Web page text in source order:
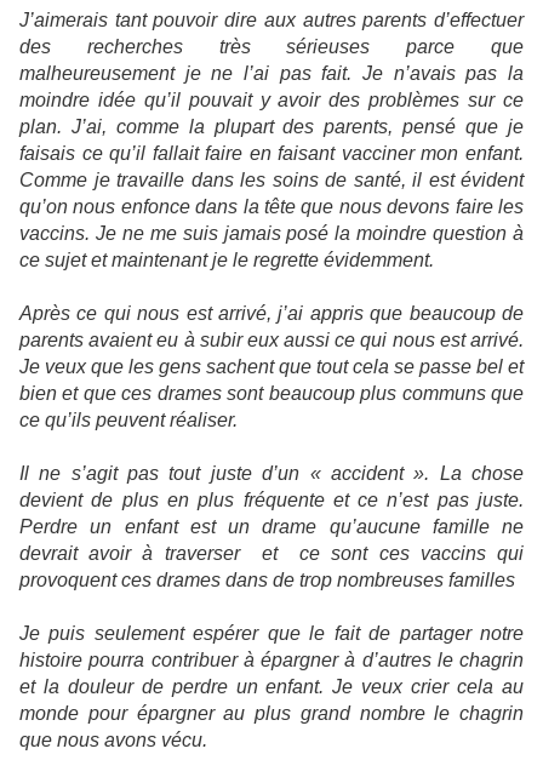
J’aimerais tant pouvoir dire aux autres parents d’effectuer
des recherches très sérieuses parce que
malheureusement je ne l’ai pas fait. Je n’avais pas la
moindre idée qu’il pouvait y avoir des problèmes sur ce
plan. J’ai, comme la plupart des parents, pensé que je
faisais ce qu’il fallait faire en faisant vacciner mon enfant.
Comme je travaille dans les soins de santé, il est évident
qu’on nous enfonce dans la tête que nous devons faire les
vaccins. Je ne me suis jamais posé la moindre question à
ce sujet et maintenant je le regrette évidemment.
Après ce qui nous est arrivé, j’ai appris que beaucoup de
parents avaient eu à subir eux aussi ce qui nous est arrivé.
Je veux que les gens sachent que tout cela se passe bel et
bien et que ces drames sont beaucoup plus communs que
ce qu’ils peuvent réaliser.
Il ne s’agit pas tout juste d’un « accident ». La chose
devient de plus en plus fréquente et ce n’est pas juste.
Perdre un enfant est un drame qu’aucune famille ne
devrait avoir à traverser et ce sont ces vaccins qui
provoquent ces drames dans de trop nombreuses familles
Je puis seulement espérer que le fait de partager notre
histoire pourra contribuer à épargner à d’autres le chagrin
et la douleur de perdre un enfant. Je veux crier cela au
monde pour épargner au plus grand nombre le chagrin
que nous avons vécu.